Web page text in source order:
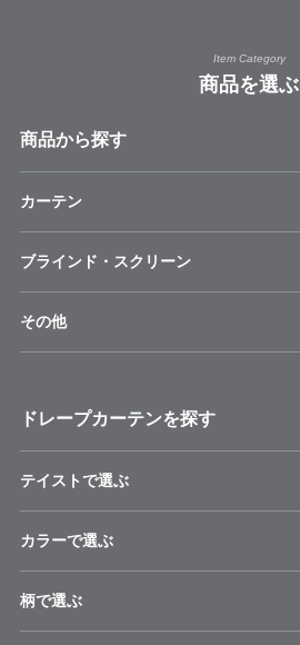
Item Category
商品を選ぶ
商品から探す
カーテン
ブラインド・スクリーン
その他
ドレープカーテンを探す
テイストで選ぶ
カラーで選ぶ
柄で選ぶ